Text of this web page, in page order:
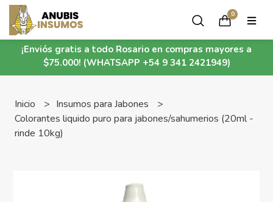
¡Enviós gratis a todo Rosario en compras mayores a
$75.000! (WHATSAPP +54 9 341 2421949)
0
Inicio
Insumos para Jabones
Colorantes liquido puro para jabones/sahumerios (20ml -
rinde 10kg)